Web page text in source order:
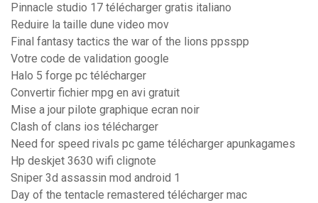
Pinnacle studio 17 télécharger gratis italiano
Reduire la taille dune video mov
Final fantasy tactics the war of the lions ppsspp
Votre code de validation google
Halo 5 forge pc télécharger
Convertir fichier mpg en avi gratuit
Mise a jour pilote graphique ecran noir
Clash of clans ios télécharger
Need for speed rivals pc game télécharger apunkagames
Hp deskjet 3630 wifi clignote
Sniper 3d assassin mod android 1
Day of the tentacle remastered télécharger mac